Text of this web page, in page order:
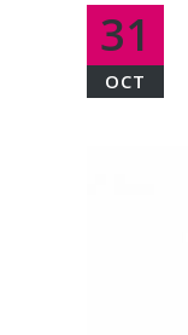
31
OCT